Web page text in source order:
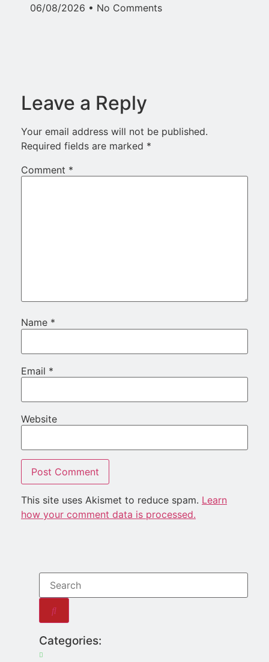
06/08/2026
No Comments
Leave a Reply
Your email address will not be published.
Required fields are marked *
Comment *
Name *
Email *
Website
This site uses Akismet to reduce spam. Learn
how your comment data is processed.
Categories: